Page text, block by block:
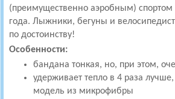
(преимущественно аэробным) спортом
года. Лыжники, бегуны и
по достоинству!
Особенности:
бандана тонкая, но, при этом,
удерживает тепло в 4 раза
модель из микрофибры